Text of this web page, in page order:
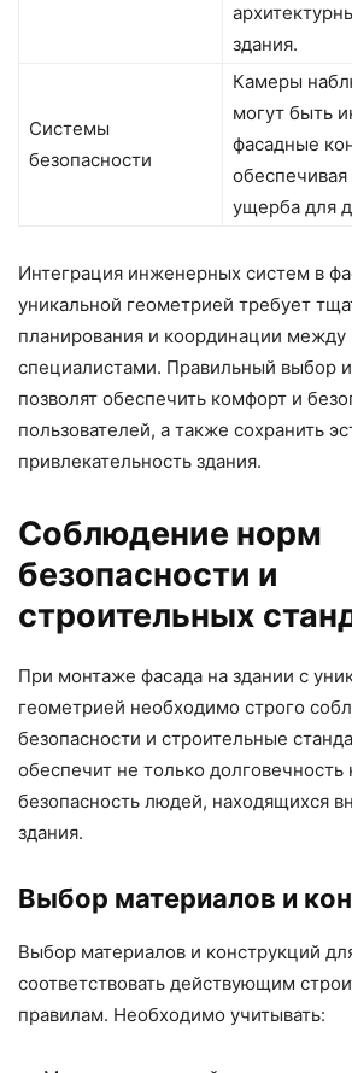
здания.
Системы
безопасности
Камеры
могут быть
фасадные
обеспечивая
ущерба для
Интеграция инженерных систем в
уникальной геометрией требует
планирования и координации
специалистами. Правильный выбор
позволят обеспечить комфорт и
пользователей, а также сохранить
привлекательность здания.
Соблюдение норм
безопасности и
строительных
При монтаже фасада на здании с
геометрией необходимо строго
безопасности и строительные
обеспечит не только долговечность
безопасность людей, находящихся
здания.
Выбор материалов и
Выбор материалов и конструкций
соответствовать действующим
правилам. Необходимо учитывать: